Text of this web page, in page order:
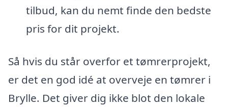
tilbud, kan du nemt finde den bedste
pris for dit projekt.
Så hvis du står overfor et tømrerprojekt,
er det en god idé at overveje en tømrer i
Brylle. Det giver dig ikke blot den lokale